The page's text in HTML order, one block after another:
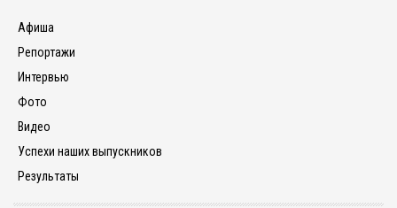
Афиша
Репортажи
Интервью
Фото
Видео
Успехи наших выпускников
Результаты